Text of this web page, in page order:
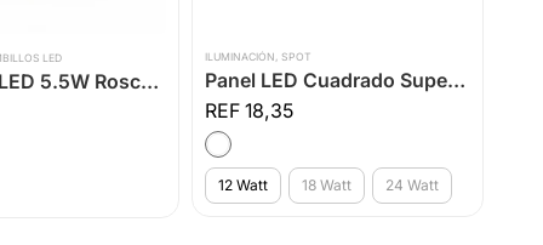
LED
Bombillos LED 5.5W Rosca E14 Multivoltaje
ILUMINACIÓN , SPOT
Panel LED Cuadrado Superficial Luz Blanca
18,35
12 Watt 18 Watt 24 Watt